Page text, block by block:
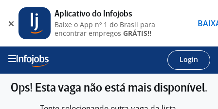
Login
Ops! Esta vaga não está mais disponível.
Aplicativo do Infojobs
Baixe o App nº 1 do Brasil para
encontrar empregos GRÁTIS!!